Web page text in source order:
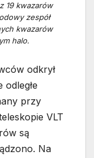
19 kwazarów
zespół
kwazarów
halo.
odkrył
odległe
przy
VLT
są
Na